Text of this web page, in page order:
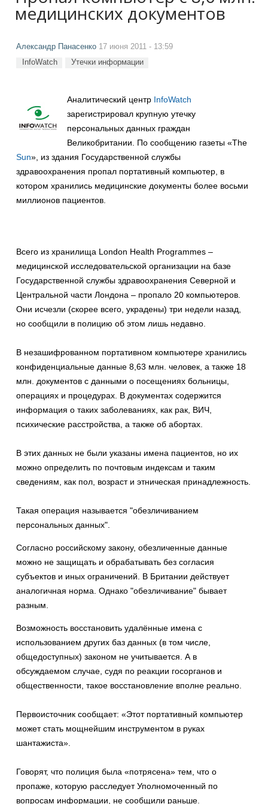
медицинских документов
Александр Панасенко 17 июня 2011 - 13:59
InfoWatch Утечки информации
Аналитический центр InfoWatch
зарегистрировал крупную утечку
персональных данных граждан
Великобритании. По сообщению газеты «The
Sun», из здания Государственной службы
здравоохранения пропал портативный компьютер, в
котором хранились медицинские документы более восьми
миллионов пациентов.
Всего из хранилища London Health Programmes –
медицинской исследовательской организации на базе
Государственной службы здравоохранения Северной и
Центральной части Лондона – пропало 20 компьютеров.
Они исчезли (скорее всего, украдены) три недели назад,
но сообщили в полицию об этом лишь недавно.
В незашифрованном портативном компьютере хранились
конфиденциальные данные 8,63 млн. человек, а также 18
млн. документов с данными о посещениях больницы,
операциях и процедурах. В документах содержится
информация о таких заболеваниях, как рак, ВИЧ,
психические расстройства, а также об абортах.
В этих данных не были указаны имена пациентов, но их
можно определить по почтовым индексам и таким
сведениям, как пол, возраст и этническая принадлежность.
Такая операция называется "обезличиванием
персональных данных".
Согласно российскому закону, обезличенные данные
можно не защищать и обрабатывать без согласия
субъектов и иных ограничений. В Британии действует
аналогичная норма. Однако "обезличивание" бывает
разным.
Возможность восстановить удалённые имена с
использованием других баз данных (в том числе,
общедоступных) законом не учитывается. А в
обсуждаемом случае, судя по реакции госорганов и
общественности, такое восстановление вполне реально.
Первоисточник сообщает: «Этот портативный компьютер
может стать мощнейшим инструментом в руках
шантажиста».
Говорят, что полиция была «потрясена» тем, что о
пропаже, которую расследует Уполномоченный по
вопросам информации, не сообщили раньше.